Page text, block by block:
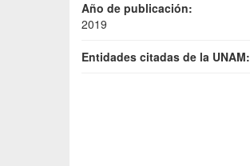
Año de publicación:
2019
Entidades citadas de la UNAM: